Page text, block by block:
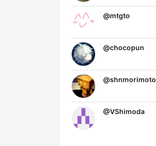
@mtgto
@chocopun
@shnmorimoto
@VShimoda